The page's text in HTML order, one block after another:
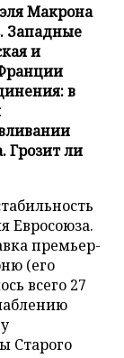
Макрона
Западные
и
в
Грозит ли
Евросоюза.
премьер-
(его
всего 27
Старого